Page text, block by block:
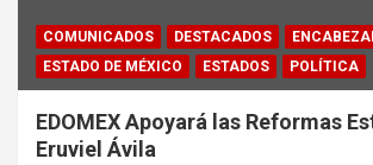
COMUNICADOS DESTACADOS
ESTADO DE MÉXICO
ESTADOS POLÍTICA
EDOMEX Apoyará las Reformas
Eruviel Ávila